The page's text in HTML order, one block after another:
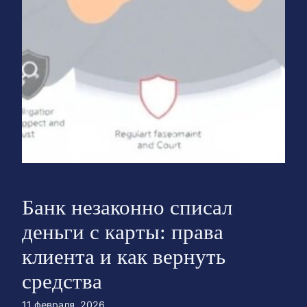
Банк незаконно списал
деньги с карты: права
клиента и как вернуть
средства
11 февраля, 2026